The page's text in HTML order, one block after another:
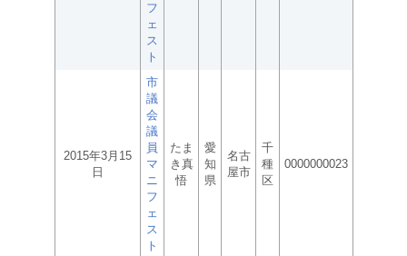
フ
ェ
ス
ト
2015年3月15
日
市
議
会
議
員
マ
ニ
フ
ェ
ス
ト
たま
き真
悟
愛
知
県
名古
屋市
千
種
区
0000000023